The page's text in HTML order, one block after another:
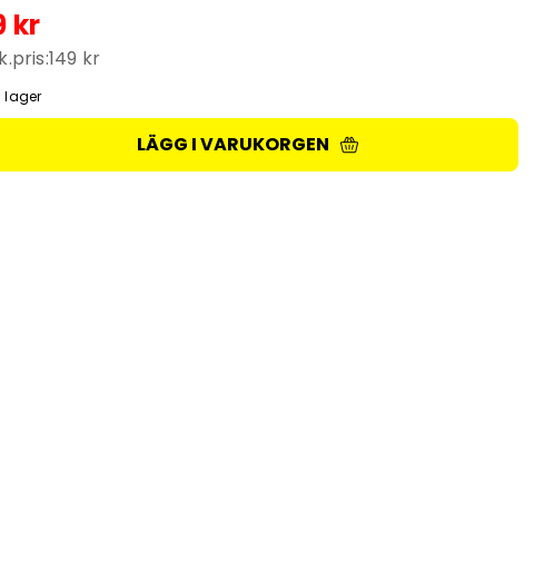
kr
149 kr
lager
LÄGG I VARUKORGEN